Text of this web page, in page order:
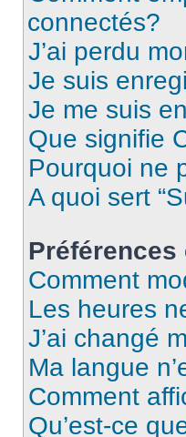
connectés?
J’ai perdu
Je suis
Je me suis
Que signifie
Pourquoi ne
A quoi sert
Préférences
Comment
Les heures
J’ai changé
Ma langue
Comment
Qu’est-ce